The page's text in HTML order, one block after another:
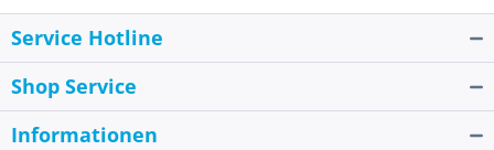
Service Hotline
Shop Service
Informationen